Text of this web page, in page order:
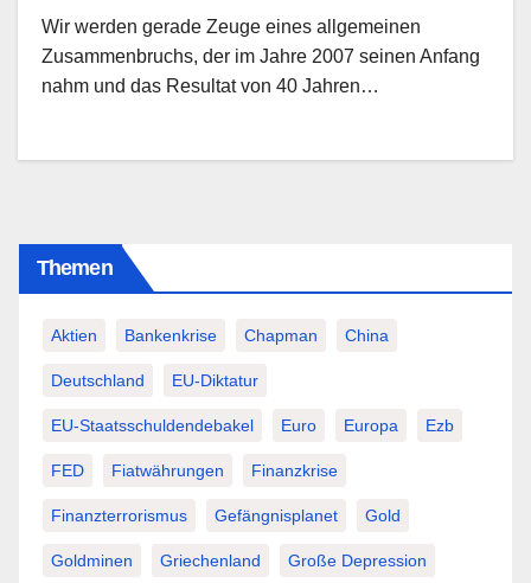
Wir werden gerade Zeuge eines allgemeinen
Zusammenbruchs, der im Jahre 2007 seinen Anfang
nahm und das Resultat von 40 Jahren…
Themen
Aktien Bankenkrise Chapman China
Deutschland EU-Diktatur
EU-Staatsschuldendebakel Euro Europa Ezb
FED Fiatwährungen Finanzkrise
Finanzterrorismus Gefängnisplanet Gold
Goldminen Griechenland Große Depression